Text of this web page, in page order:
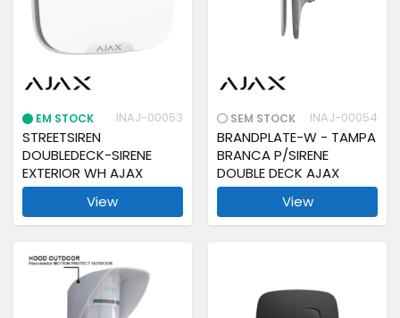
EM STOCK INAJ-00053
STREETSIREN
DOUBLEDECK-SIRENE
EXTERIOR WH AJAX
View
SEM STOCK INAJ-00054
BRANDPLATE-W - TAMPA
BRANCA P/SIRENE
DOUBLE DECK AJAX
View